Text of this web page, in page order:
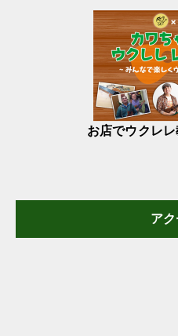
お店でウクレ
アク